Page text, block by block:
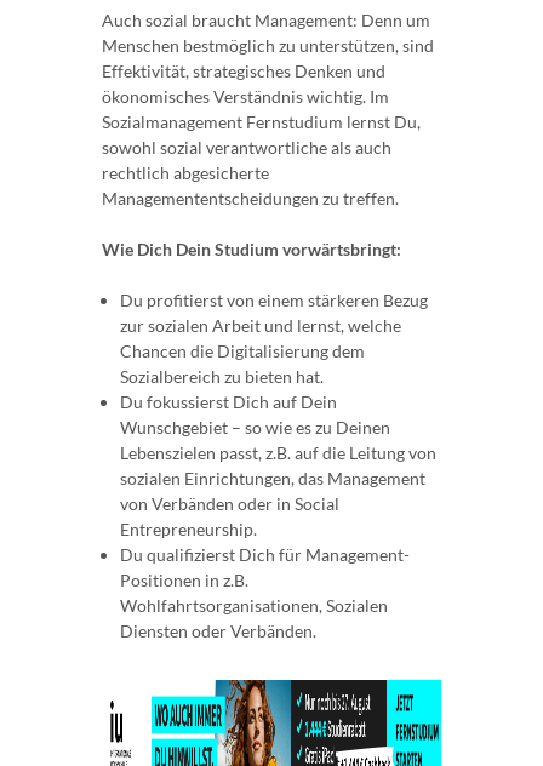
Auch sozial braucht Management: Denn um
Menschen bestmöglich zu unterstützen, sind
Effektivität, strategisches Denken und
ökonomisches Verständnis wichtig. Im
Sozialmanagement Fernstudium lernst Du,
sowohl sozial verantwortliche als auch
rechtlich abgesicherte
Managemententscheidungen zu treffen.
Wie Dich Dein Studium vorwärtsbringt:
Du profitierst von einem stärkeren Bezug
zur sozialen Arbeit und lernst, welche
Chancen die Digitalisierung dem
Sozialbereich zu bieten hat.
Du fokussierst Dich auf Dein
Wunschgebiet – so wie es zu Deinen
Lebenszielen passt, z.B. auf die Leitung von
sozialen Einrichtungen, das Management
von Verbänden oder in Social
Entrepreneurship.
Du qualifizierst Dich für Management-
Positionen in z.B.
Wohlfahrtsorganisationen, Sozialen
Diensten oder Verbänden.